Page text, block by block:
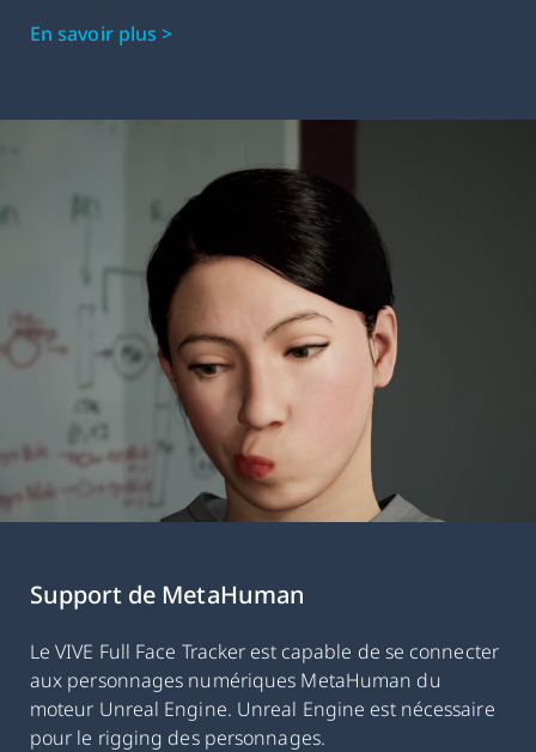
En savoir plus >
Support de MetaHuman
Le VIVE Full Face Tracker est capable de se connecter
aux personnages numériques MetaHuman du
moteur Unreal Engine. Unreal Engine est nécessaire
pour le rigging des personnages.